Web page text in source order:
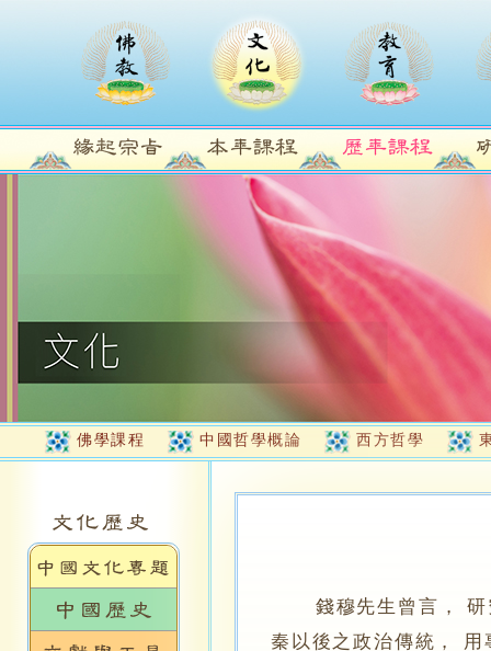
佛學課程 中國哲學概論 西方哲學
錢穆先生曾言，
秦以後之政治傳統，